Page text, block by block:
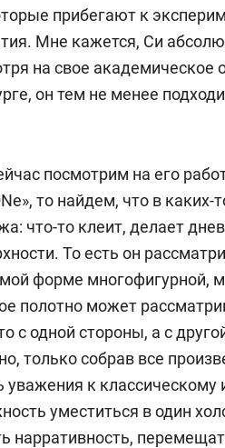
прибегают к
Мне кажется, Си
на свое академическое
он тем не менее
посмотрим на его
то найдем, что в каких-
что-то клеит, делает
То есть он
форме многофигурной,
полотно может
с одной стороны, а с
только собрав все
уважения к классическому
уместиться в один
нарративность,